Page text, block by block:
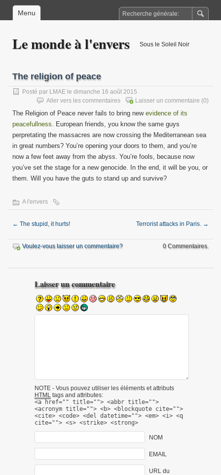
Menu
Le monde à l'envers Sous le Soleil Noir
The religion of peace
Posté par LMAE le dimanche 16 août 2015
Laisser un commentaire (0)
Aller vers les commentaires
The Religion of Peace never fails to bring new evidence of its
peacefullness. European friends, you know the same guys
perpretating the massacres are now crossing the Mediterranean sea
in great numbers? You’re opening your doors to them, and you’re
now a few feet away from the abyss. You’re fools, because now
you’ve set the stage for a new genocide. In the end, it will be you, or
them. Will you have the guts to stand up and survive?
A l'envers
← The stupid, it hurts! Terrorist attacks in Paris. →
Voulez-vous laisser un commentaire? 0 Commentaires.
Laisser un commentaire
NOTE - Vous pouvez utiliser les éléments et attributs
HTML tags and attributes:
<a href="" title=""> <abbr title="">
<acronym title=""> <b> <blockquote cite="">
<cite> <code> <del datetime=""> <em> <i> <q
cite=""> <s> <strike> <strong>
NOM
EMAIL
URL du